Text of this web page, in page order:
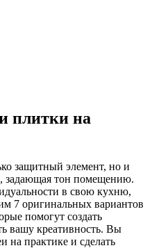
плитки на
защитный элемент, но и
задающая тон помещению.
в свою кухню,
7 оригинальных вариантов
помогут создать
вашу креативность. Вы
на практике и сделать